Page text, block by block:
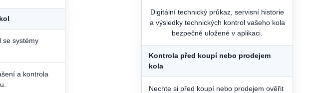
se systémy
a kontrola
Digitální technický průkaz, servisní historie
a výsledky technických kontrol vašeho kola
bezpečně uložené v aplikaci.
Kontrola před koupí nebo prodejem
kola
Nechte si před koupí nebo prodejem ověřit